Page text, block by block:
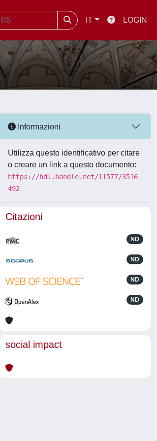
IT LOGIN
Informazioni
Utilizza questo identificativo per citare
o creare un link a questo documento:
https://hdl.handle.net/11577/3516
492
Citazioni
ND
ND
ND
ND
social impact